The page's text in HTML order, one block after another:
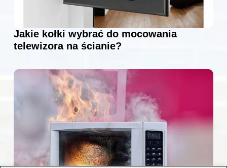
Jakie kołki wybrać do mocowania
telewizora na ścianie?